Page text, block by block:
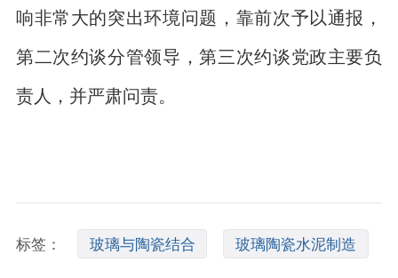
响非常大的突出环境问题，靠前次予以通报，
第二次约谈分管领导，第三次约谈党政主要负
责人，并严肃问责。
标签： 玻璃与陶瓷结合 玻璃陶瓷水泥制造